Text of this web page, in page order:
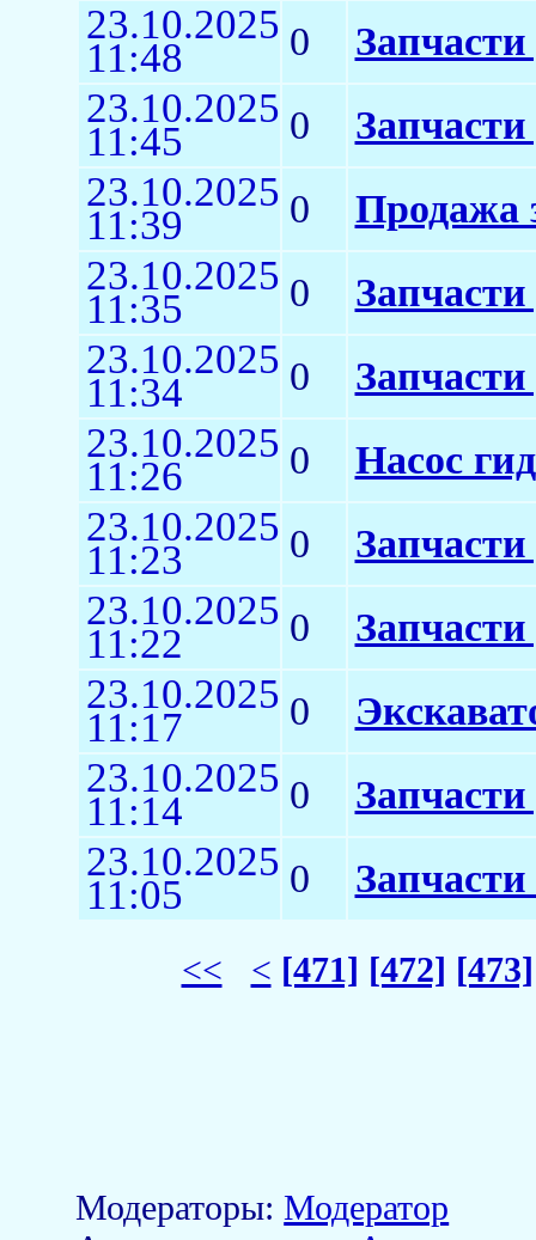
23.10.2025
11:48 0
23.10.2025
11:45 0 Запчасти
23.10.2025
11:39 0 Продажа
23.10.2025
11:35 0 Запчасти
23.10.2025
11:34 0 Запчасти
23.10.2025
11:26 0 Насос
23.10.2025
11:23 0 Запчасти
23.10.2025
11:22 0
23.10.2025
11:17 0
23.10.2025
11:14 0 Запчасти
23.10.2025
11:05 0
<< < [471] [472] [473]
Модераторы:Модератор